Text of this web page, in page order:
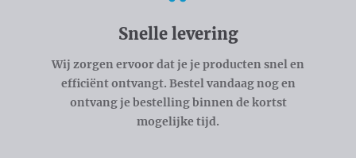
Snelle levering
Wij zorgen ervoor dat je je producten snel en
efficiënt ontvangt. Bestel vandaag nog en
ontvang je bestelling binnen de kortst
mogelijke tijd.